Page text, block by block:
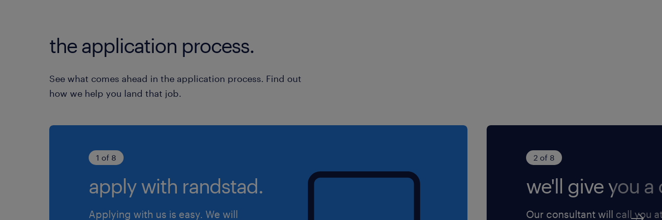
the application process.
See what comes ahead in the application process. Find out
how we help you land that job.
1 of 8
apply with randstad.
Applying with us is easy. We will
2 of 8
we'll give you a
Our consultant will call you